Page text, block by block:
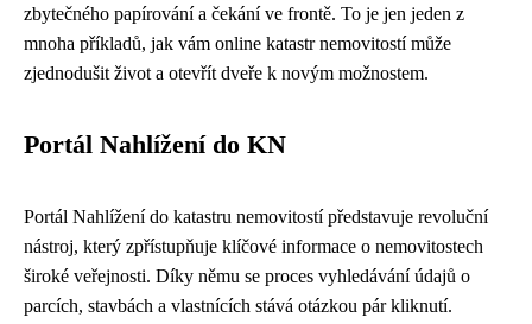
zbytečného papírování a čekání ve frontě. To je jen jeden z
mnoha příkladů, jak vám online katastr nemovitostí může
zjednodušit život a otevřít dveře k novým možnostem.
Portál Nahlížení do KN
Portál Nahlížení do katastru nemovitostí představuje revoluční
nástroj, který zpřístupňuje klíčové informace o nemovitostech
široké veřejnosti. Díky němu se proces vyhledávání údajů o
parcích, stavbách a vlastnících stává otázkou pár kliknutí.